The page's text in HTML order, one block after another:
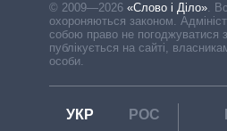
© 2009—2026 «Слово і Діло».
охороняються законом.
собою право не погоджуватися
публікується на сайті,
особи.
УКР РОС